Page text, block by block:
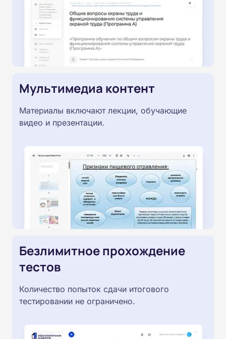
Мультимедиа контент
Материалы включают лекции, обучающие
видео и презентации.
Безлимитное прохождение
тестов
Количество попыток сдачи итогового
тестировании не ограничено.